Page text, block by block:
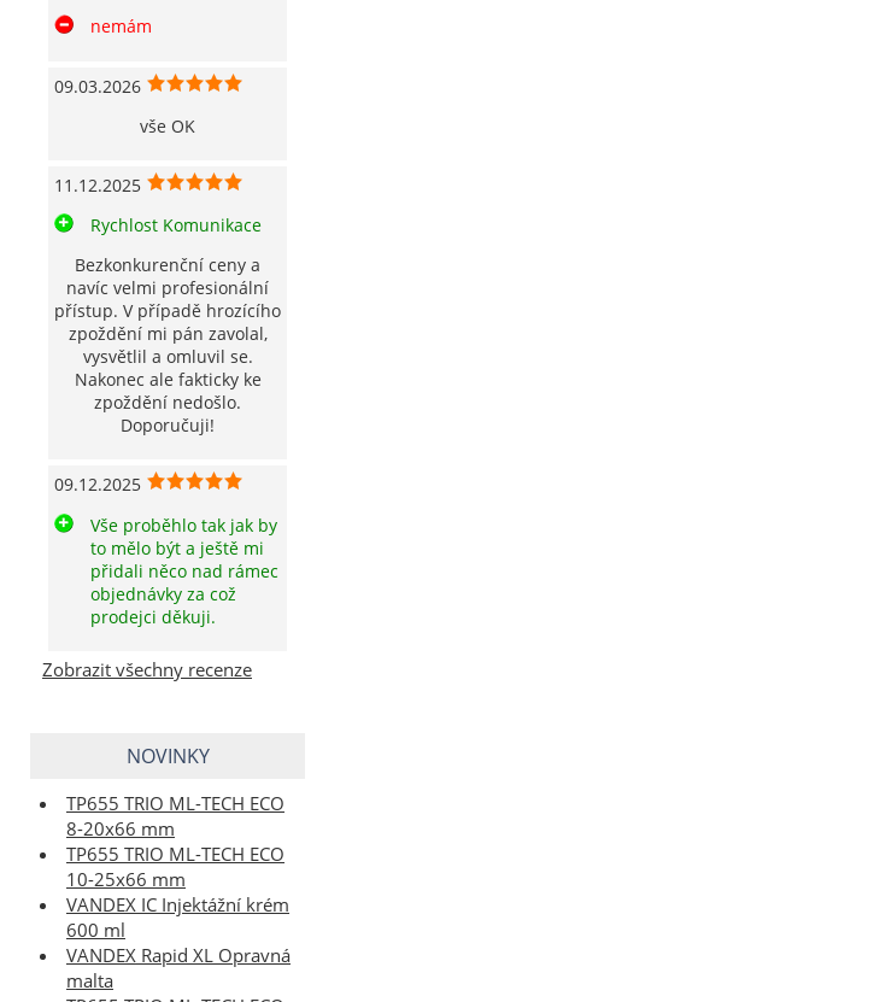
nemám
09.03.2026
vše OK
11.12.2025
Rychlost Komunikace
Bezkonkurenční ceny a
navíc velmi profesionální
přístup. V případě hrozícího
zpoždění mi pán zavolal,
vysvětlil a omluvil se.
Nakonec ale fakticky ke
zpoždění nedošlo.
Doporučuji!
09.12.2025
Vše proběhlo tak jak by
to mělo být a ještě mi
přidali něco nad rámec
objednávky za což
prodejci děkuji.
Zobrazit všechny recenze
NOVINKY
TP655 TRIO ML-TECH ECO
8-20x66 mm
TP655 TRIO ML-TECH ECO
10-25x66 mm
VANDEX IC Injektážní krém
600 ml
VANDEX Rapid XL Opravná
malta